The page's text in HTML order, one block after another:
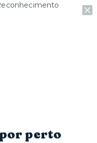
perto